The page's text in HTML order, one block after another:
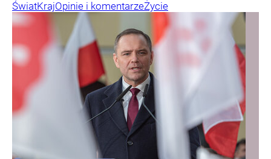
ŚwiatKrajOpinie i komentarzeŻycie